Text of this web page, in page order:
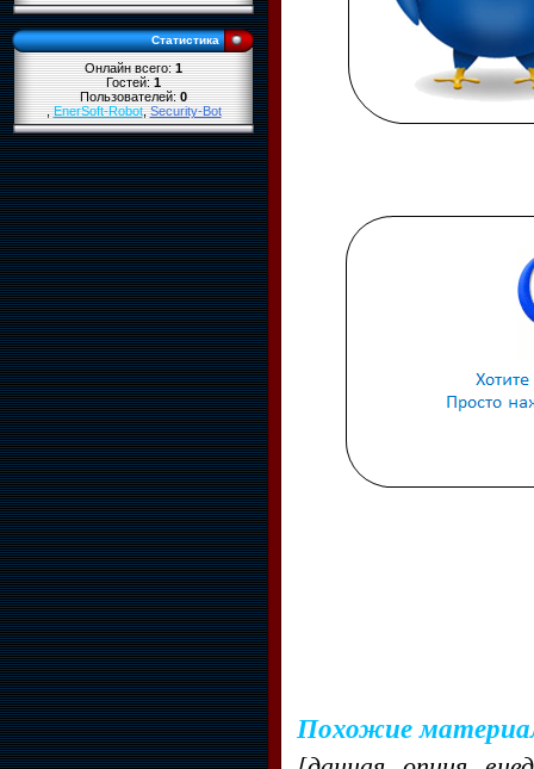
Статистика
Онлайн всего:1
Гостей:1
Пользователей:0
,EnerSoft-Robot,Security-Bot
Похожие